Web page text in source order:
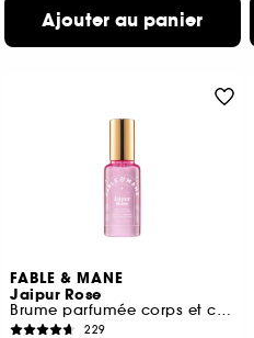
Ajouter au panier
FABLE & MANE
Jaipur Rose
Brume parfumée corps et cheveux
229